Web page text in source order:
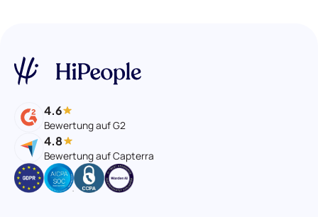
4.6
Bewertung auf G2
4.8
Bewertung auf Capterra